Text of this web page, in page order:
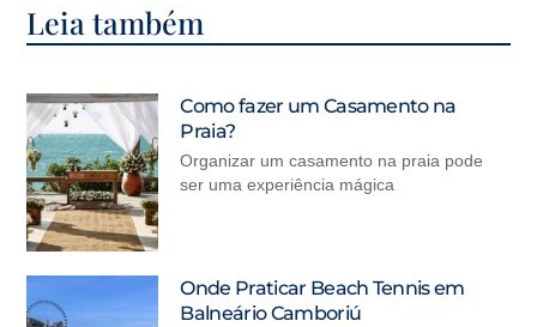
Leia também
Como fazer um Casamento na
Praia?
Organizar um casamento na praia pode
ser uma experiência mágica
Onde Praticar Beach Tennis em
Balneário Camboriú